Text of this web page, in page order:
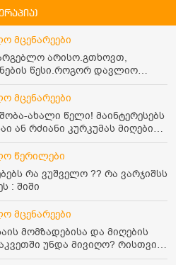
მცენარეები
არისო.გთხოვთ,
წესი.როგორ დავლიო
ლეიკოციტები მაქვს
ლეიკოციტების დონეს
მცენარეები
ახალი წელი! მაინტერესებს
ან რძიანი კურკუმას მიღების
წავიკითხე ასეთი ინფორმაცია:
საწინააღმდეგო,
და შავ პილპილთან ერთად
ვარიანტი არის ჩაი:
ჩაი? უზმოზე,ჭამამდე თუ ჭამის
დავასხათ თუ მდუღარე?
თუ დავასხამთ მდუღარე
თვისებებს, ასევე
კურკუმა წყალში, მაშინ
წერილები
რა ვუშველო ?? რა ვარჯიშსს
: შიში
მცენარეები
მომზადებისა და მიღების
უნდა მივიღო? რისთვის
თუ აქვს